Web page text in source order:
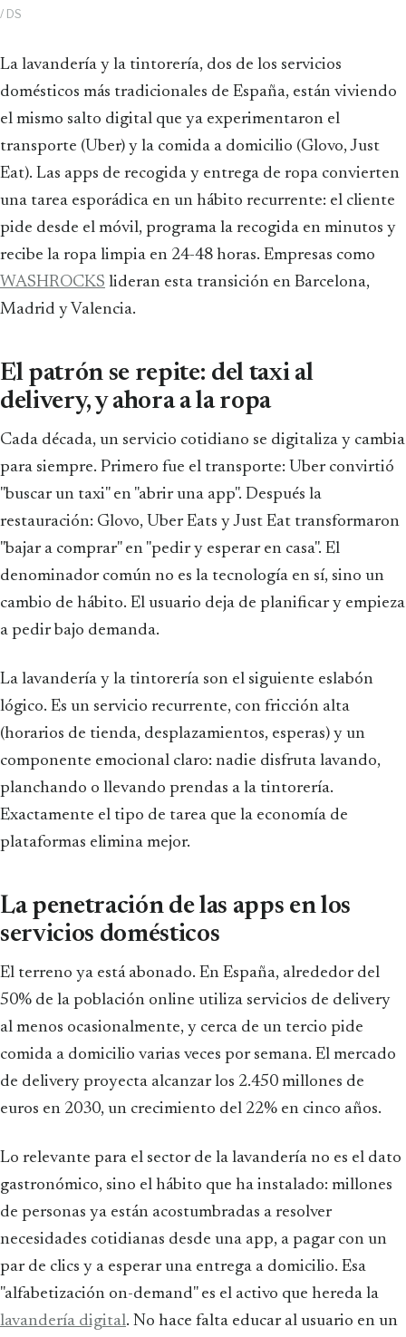
/ DS
La lavandería y la tintorería, dos de los servicios
domésticos más tradicionales de España, están viviendo
el mismo salto digital que ya experimentaron el
transporte (Uber) y la comida a domicilio (Glovo, Just
Eat). Las apps de recogida y entrega de ropa convierten
una tarea esporádica en un hábito recurrente: el cliente
pide desde el móvil, programa la recogida en minutos y
recibe la ropa limpia en 24-48 horas. Empresas como
WASHROCKS lideran esta transición en Barcelona,
Madrid y Valencia.
El patrón se repite: del taxi al
delivery, y ahora a la ropa
Cada década, un servicio cotidiano se digitaliza y cambia
para siempre. Primero fue el transporte: Uber convirtió
"buscar un taxi" en "abrir una app". Después la
restauración: Glovo, Uber Eats y Just Eat transformaron
"bajar a comprar" en "pedir y esperar en casa". El
denominador común no es la tecnología en sí, sino un
cambio de hábito. El usuario deja de planificar y empieza
a pedir bajo demanda.
La lavandería y la tintorería son el siguiente eslabón
lógico. Es un servicio recurrente, con fricción alta
(horarios de tienda, desplazamientos, esperas) y un
componente emocional claro: nadie disfruta lavando,
planchando o llevando prendas a la tintorería.
Exactamente el tipo de tarea que la economía de
plataformas elimina mejor.
La penetración de las apps en los
servicios domésticos
El terreno ya está abonado. En España, alrededor del
50% de la población online utiliza servicios de delivery
al menos ocasionalmente, y cerca de un tercio pide
comida a domicilio varias veces por semana. El mercado
de delivery proyecta alcanzar los 2.450 millones de
euros en 2030, un crecimiento del 22% en cinco años.
Lo relevante para el sector de la lavandería no es el dato
gastronómico, sino el hábito que ha instalado: millones
de personas ya están acostumbradas a resolver
necesidades cotidianas desde una app, a pagar con un
par de clics y a esperar una entrega a domicilio. Esa
"alfabetización on-demand" es el activo que hereda la
lavandería digital. No hace falta educar al usuario en un